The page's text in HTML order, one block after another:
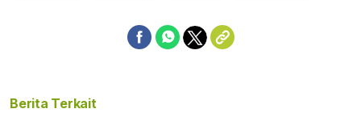
Berita Terkait